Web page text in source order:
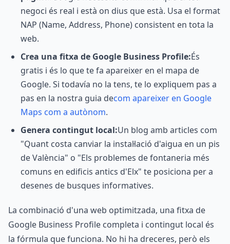
negoci és real i està on dius que està. Usa el format
NAP (Name, Address, Phone) consistent en tota la
web.
Crea una fitxa de Google Business Profile:És
gratis i és lo que te fa apareixer en el mapa de
Google. Si todavía no la tens, te lo expliquem pas a
pas en la nostra guia decom apareixer en Google
Maps com a autònom.
Genera contingut local:Un blog amb articles com
"Quant costa canviar la instal·lació d'aigua en un pis
de València" o "Els problemes de fontaneria més
comuns en edificis antics d'Elx" te posiciona per a
desenes de busques informatives.
La combinació d'una web optimitzada, una fitxa de
Google Business Profile completa i contingut local és
la fórmula que funciona. No hi ha dreceres, però els